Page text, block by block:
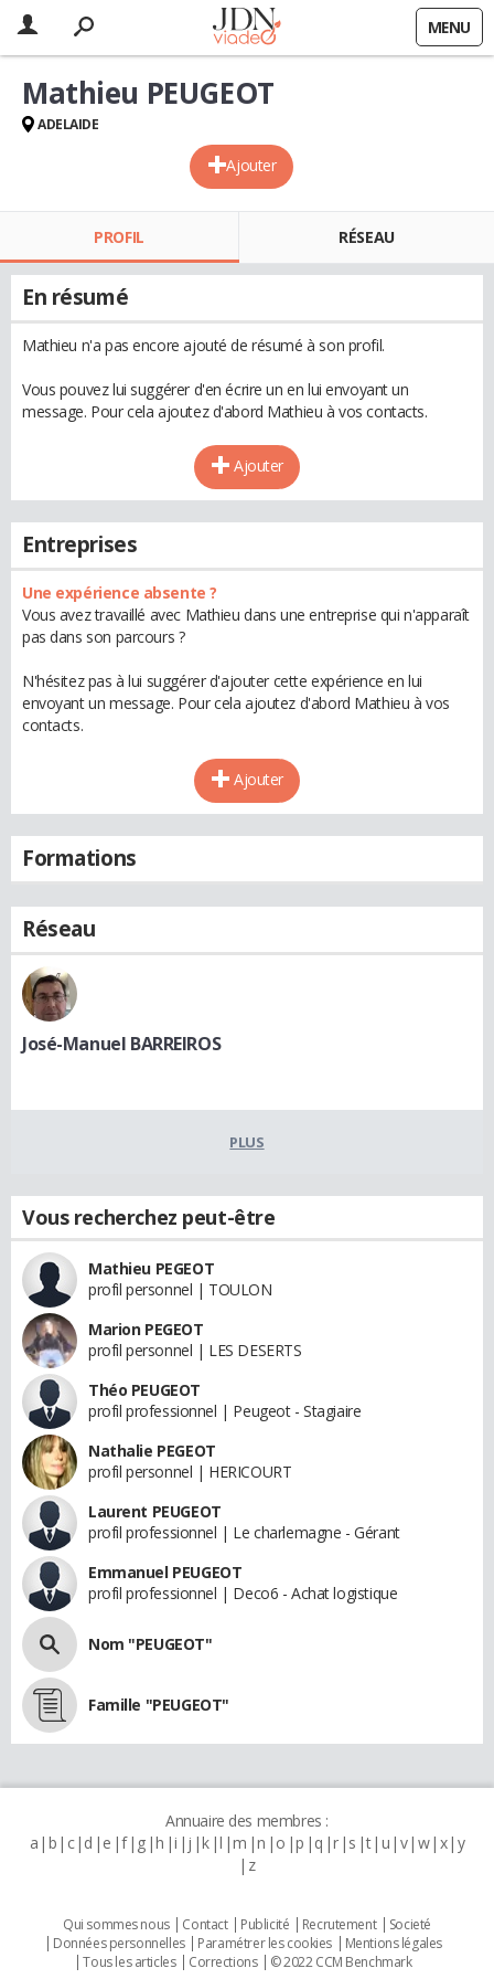
MENU
Ajouter
Mathieu PEUGEOT
ADELAIDE
PROFIL RÉSEAU
En résumé
Mathieu n'a pas encore ajouté de résumé à son profil.
Vous pouvez lui suggérer d'en écrire un en lui envoyant un
message. Pour cela ajoutez d'abord Mathieu à vos contacts.
Ajouter
Entreprises
Une expérience absente ?
Vous avez travaillé avec Mathieu dans une entreprise qui n'apparaît
pas dans son parcours ?
N'hésitez pas à lui suggérer d'ajouter cette expérience en lui
envoyant un message. Pour cela ajoutez d'abord Mathieu à vos
contacts.
Ajouter
Formations
Réseau
José-Manuel BARREIROS
PLUS
Vous recherchez peut-être
Mathieu PEGEOT
profil personnel | TOULON
Marion PEGEOT
profil personnel | LES DESERTS
Théo PEUGEOT
profil professionnel | Peugeot - Stagiaire
Nathalie PEGEOT
profil personnel | HERICOURT
Laurent PEUGEOT
profil professionnel | Le charlemagne - Gérant
Emmanuel PEUGEOT
profil professionnel | Deco6 - Achat logistique
Nom "PEUGEOT"
Famille "PEUGEOT"
Annuaire des membres :
a b c d e f g h i j k l m n o p q r s t u v w x y
z
Qui sommes nous Contact Publicité Recrutement
Societé
Données personnelles
Paramétrer les cookies
Mentions légales
Tous les articles
Corrections © 2022 CCM Benchmark